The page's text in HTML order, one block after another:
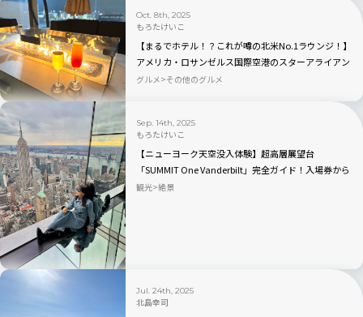
Oct. 8th, 2025
もろたけいこ
【まるでホテル！？これが噂の北米No.1ラウンジ！】
アメリカ・ロサンゼルス国際空港のスターアライアン
ス・ラウンジの魅力を全公開！
グルメ その他のグルメ
Sep. 14th, 2025
もろたけいこ
【ニューヨーク天空没入体験】超高層展望台
「SUMMIT One Vanderbilt」完全ガイド！入場券から
絶景まで徹底解説
観光 絶景
Jul. 24th, 2025
北島幸司